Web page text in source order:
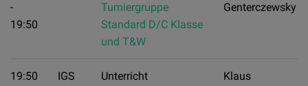
-
19:50
Turniergruppe
Standard D/C Klasse
und T&W
Genterczewsky
19:50
IGS
Unterricht
Klaus